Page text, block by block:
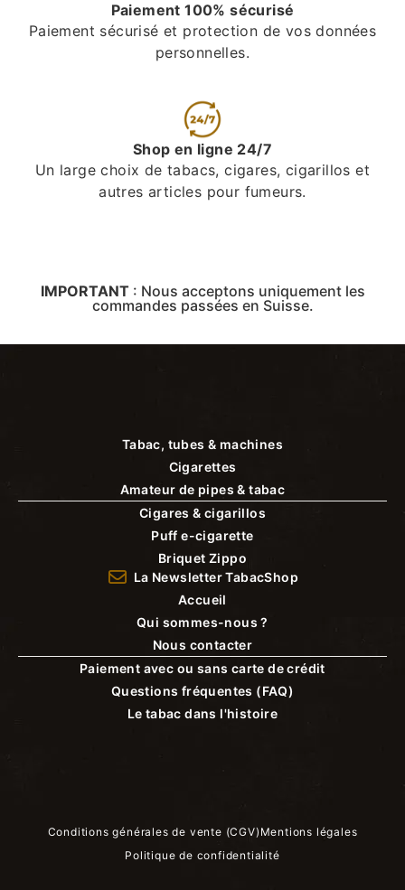
Paiement 100% sécurisé
Paiement sécurisé et protection de vos données
personnelles.
Shop en ligne 24/7
Un large choix de tabacs, cigares, cigarillos et
autres articles pour fumeurs.
IMPORTANT : Nous acceptons uniquement les
commandes passées en Suisse.
Tabac, tubes & machines
Cigarettes
Amateur de pipes & tabac
Cigares & cigarillos
Puff e-cigarette
Briquet Zippo
La Newsletter TabacShop
Accueil
Qui sommes-nous ?
Nous contacter
Paiement avec ou sans carte de crédit
Questions fréquentes (FAQ)
Le tabac dans l'histoire
Conditions générales de vente (CGV) Mentions légales
Politique de confidentialité